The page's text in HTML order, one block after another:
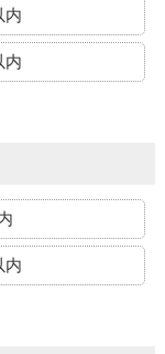
内
内
内